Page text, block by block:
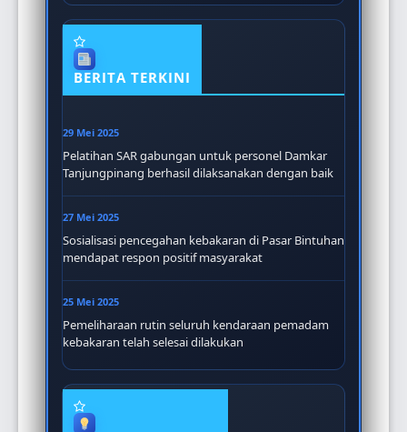
BERITA TERKINI
29 Mei 2025
Pelatihan SAR gabungan untuk personel Damkar
Tanjungpinang berhasil dilaksanakan dengan baik
27 Mei 2025
Sosialisasi pencegahan kebakaran di Pasar Bintuhan
mendapat respon positif masyarakat
25 Mei 2025
Pemeliharaan rutin seluruh kendaraan pemadam
kebakaran telah selesai dilakukan